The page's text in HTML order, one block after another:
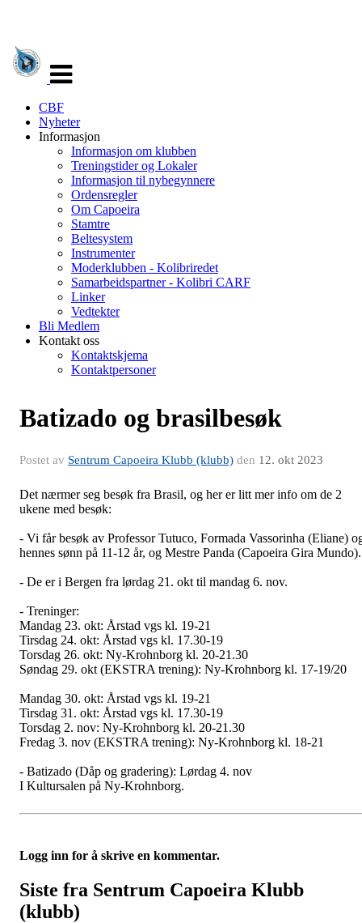
navigasjon
CBF
Nyheter
Informasjon
Informasjon om klubben
Treningstider og Lokaler
Informasjon til nybegynnere
Ordensregler
Om Capoeira
Stamtre
Beltesystem
Instrumenter
Moderklubben - Kolibriredet
Samarbeidspartner - Kolibri CARF
Linker
Vedtekter
Bli Medlem
Kontakt oss
Kontaktskjema
Kontaktpersoner
Batizado og brasilbesøk
Postet av Sentrum Capoeira Klubb (klubb) den 12. okt 2023
Det nærmer seg besøk fra Brasil, og her er litt mer info om de 2
ukene med besøk:
- Vi får besøk av Professor Tutuco, Formada Vassorinha (Eliane)
hennes sønn på 11-12 år, og Mestre Panda (Capoeira Gira Mundo).
- De er i Bergen fra lørdag 21. okt til mandag 6. nov.
- Treninger:
Mandag 23. okt: Årstad vgs kl. 19-21
Tirsdag 24. okt: Årstad vgs kl. 17.30-19
Torsdag 26. okt: Ny-Krohnborg kl. 20-21.30
Søndag 29. okt (EKSTRA trening): Ny-Krohnborg kl. 17-19/20
Mandag 30. okt: Årstad vgs kl. 19-21
Tirsdag 31. okt: Årstad vgs kl. 17.30-19
Torsdag 2. nov: Ny-Krohnborg kl. 20-21.30
Fredag 3. nov (EKSTRA trening): Ny-Krohnborg kl. 18-21
- Batizado (Dåp og gradering): Lørdag 4. nov
I Kultursalen på Ny-Krohnborg.
Logg inn for å skrive en kommentar.
Siste fra Sentrum Capoeira Klubb
(klubb)